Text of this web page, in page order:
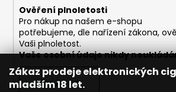
Zákaz prodeje elektronických
mladším 18 let.
Ověření plnoletosti
Pro nákup na našem e-shopu
potřebujeme, dle nařízení zákona,
Vaši plnoletost.
Vaše osobní údaje nikdy
PŘIHLÁSIT SE